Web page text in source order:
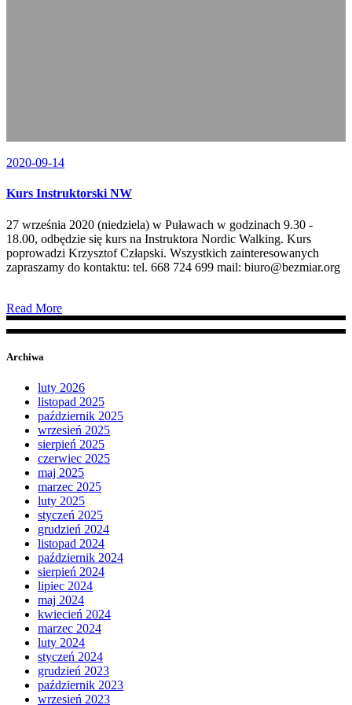
2020-09-14
Kurs Instruktorski NW
27 września 2020 (niedziela) w Puławach w godzinach 9.30 -
18.00, odbędzie się kurs na Instruktora Nordic Walking. Kurs
poprowadzi Krzysztof Człapski. Wszystkich zainteresowanych
zapraszamy do kontaktu: tel. 668 724 699 mail: biuro@bezmiar.org
Read More
Archiwa
luty 2026
listopad 2025
październik 2025
wrzesień 2025
sierpień 2025
czerwiec 2025
maj 2025
marzec 2025
luty 2025
styczeń 2025
grudzień 2024
listopad 2024
październik 2024
sierpień 2024
lipiec 2024
maj 2024
kwiecień 2024
marzec 2024
luty 2024
styczeń 2024
grudzień 2023
październik 2023
wrzesień 2023